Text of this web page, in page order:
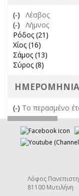
(-) Remove Λέσβος
Λέσβος
(-)
Remove Λήμνος
Λήμνος
Ρόδος (21)
Χίος (16)
Σάμος (13)
Σύρος (8)
(-) Remove Το
Το περασμένο
Λόφος
81100 Μυτιλήνη